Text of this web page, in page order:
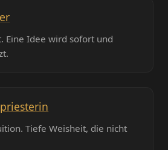
Eine Idee wird sofort und
Tiefe Weisheit, die nicht